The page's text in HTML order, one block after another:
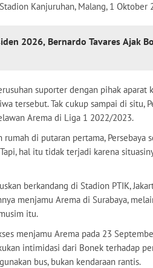
Kanjuruhan, Malang, 1 Oktober
2026, Bernardo Tavares Ajak
suporter dengan pihak aparat
tersebut. Tak cukup sampai di situ,
Arema di Liga 1 2022/2023.
di putaran pertama, Persebaya
hal itu tidak terjadi karena
berkandang di Stadion PTIK,
menjamu Arema di Surabaya,
itu.
menjamu Arema pada 23
intimidasi dari Bonek terhadap
bus, bukan kendaraan rantis.